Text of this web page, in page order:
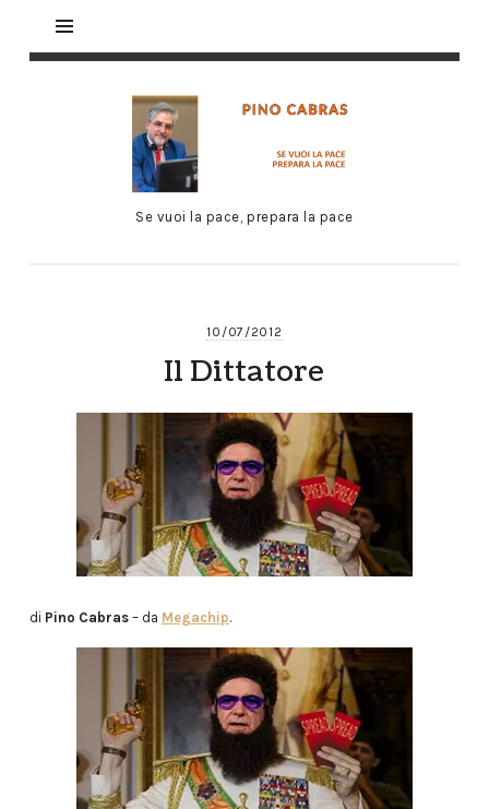
Se vuoi la pace, prepara la pace
10/07/2012
Il Dittatore
di Pino Cabras– da Megachip.